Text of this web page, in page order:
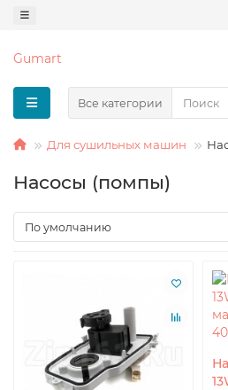
Gumart
Все категории
Для сушильных машин
Насосы (помпы)